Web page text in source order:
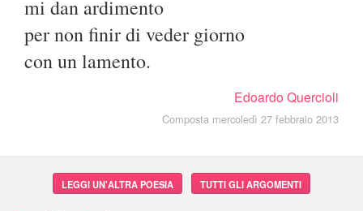
mi dan ardimento
per non finir di veder giorno
con un lamento.
Edoardo Quercioli
Composta mercoledì 27 febbraio 2013
LEGGI UN'ALTRA POESIA TUTTI GLI ARGOMENTI